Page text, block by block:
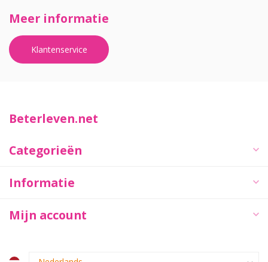
Meer informatie
Klantenservice
Beterleven.net
Categorieën
Informatie
Mijn account